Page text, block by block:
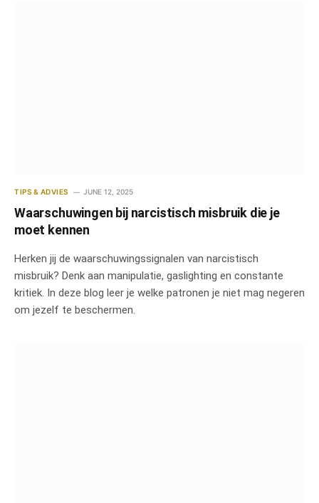
TIPS & ADVIES JUNE 12, 2025
Waarschuwingen bij narcistisch misbruik die je
moet kennen
Herken jij de waarschuwingssignalen van narcistisch
misbruik? Denk aan manipulatie, gaslighting en constante
kritiek. In deze blog leer je welke patronen je niet mag negeren
om jezelf te beschermen.